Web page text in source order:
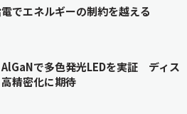
でエネルギーの制約を越える
で多色発光LEDを実証 ディス
精密化に期待